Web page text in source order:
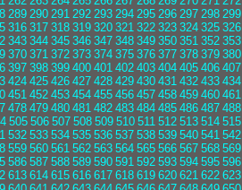
289 290 291 292 293 294 295 296 297 298 299
316 317 318 319 320 321 322 323 324 325 326
343 344 345 346 347 348 349 350 351 352 353
370 371 372 373 374 375 376 377 378 379 380
397 398 399 400 401 402 403 404 405 406 407
424 425 426 427 428 429 430 431 432 433 434
451 452 453 454 455 456 457 458 459 460 461
478 479 480 481 482 483 484 485 486 487 488
505 506 507 508 509 510 511 512 513 514 515
532 533 534 535 536 537 538 539 540 541 542
559 560 561 562 563 564 565 566 567 568 569
586 587 588 589 590 591 592 593 594 595 596
613 614 615 616 617 618 619 620 621 622 623